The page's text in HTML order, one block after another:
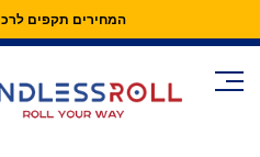
המחירים תקפים
Skip
Content